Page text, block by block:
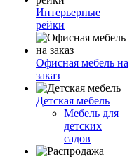
Интерьерные
рейки
Офисная мебель на
заказ
Детская мебель
Мебель для
детских
садов